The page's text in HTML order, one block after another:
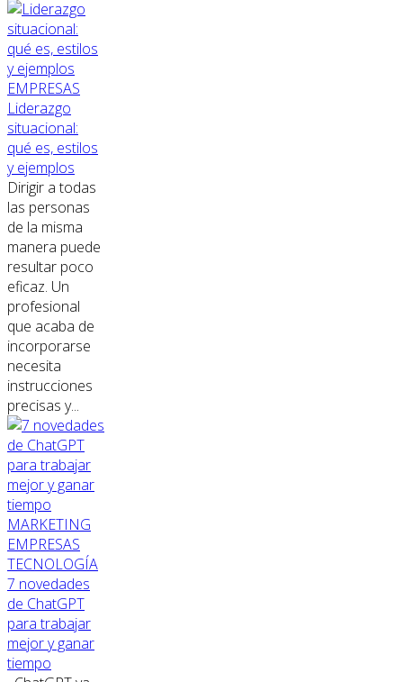
EMPRESAS
Liderazgo
situacional:
qué es, estilos
y ejemplos
Dirigir a todas
las personas
de la misma
manera puede
resultar poco
eficaz. Un
profesional
que acaba de
incorporarse
necesita
instrucciones
precisas y...
MARKETING
EMPRESAS
TECNOLOGÍA
7 novedades
de ChatGPT
para trabajar
mejor y ganar
tiempo